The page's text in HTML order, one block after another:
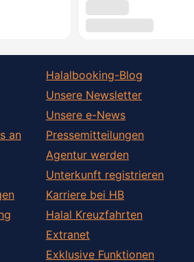
an
Halalbooking-Blog
Unsere Newsletter
Unsere e-News
Pressemitteilungen
Agentur werden
Unterkunft registrieren
Karriere bei HB
Halal Kreuzfahrten
Extranet
Exklusive Funktionen